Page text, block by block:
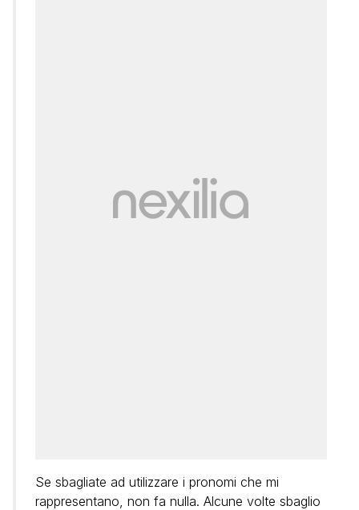
Se sbagliate ad utilizzare i pronomi che mi
rappresentano, non fa nulla. Alcune volte sbaglio